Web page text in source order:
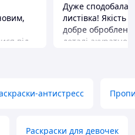
від
Алі
Дуже
листівка! Якість
добре
деталі акуратно
додатково
Фарби добре
антистресс
Раскраски для девочек